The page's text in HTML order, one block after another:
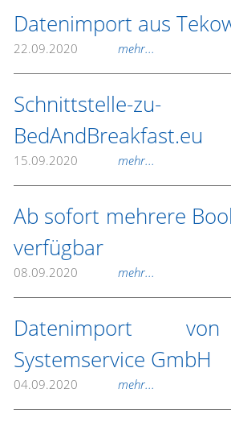
Datenimport aus
22.09.2020 mehr...
Schnittstelle-zu-
BedAndBreakfast.eu
15.09.2020 mehr...
Ab sofort mehrere
verfügbar
08.09.2020 mehr...
Datenimport
Systemservice GmbH
04.09.2020 mehr...